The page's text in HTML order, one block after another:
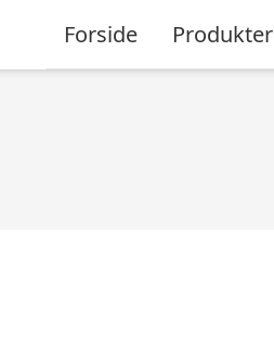
Forside Produkter